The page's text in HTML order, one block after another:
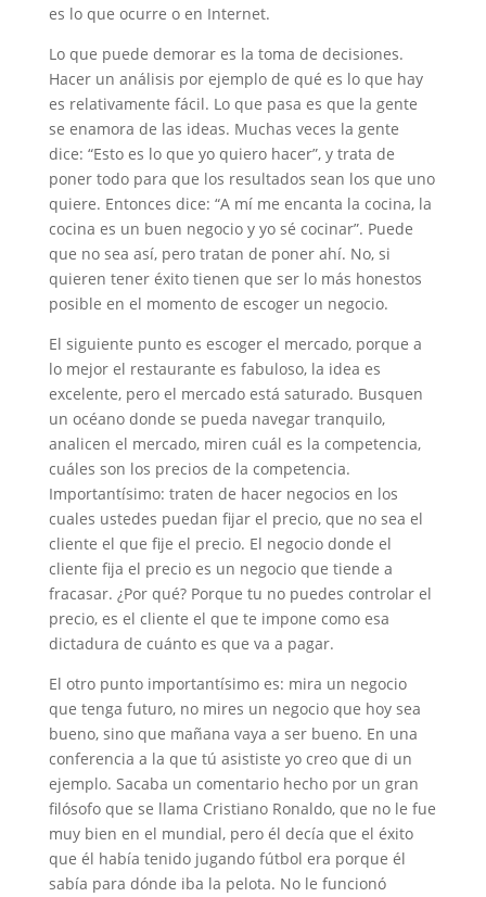
es lo que ocurre o en Internet.
Lo que puede demorar es la toma de decisiones.
Hacer un análisis por ejemplo de qué es lo que hay
es relativamente fácil. Lo que pasa es que la gente
se enamora de las ideas. Muchas veces la gente
dice: “Esto es lo que yo quiero hacer”, y trata de
poner todo para que los resultados sean los que uno
quiere. Entonces dice: “A mí me encanta la cocina, la
cocina es un buen negocio y yo sé cocinar”. Puede
que no sea así, pero tratan de poner ahí. No, si
quieren tener éxito tienen que ser lo más honestos
posible en el momento de escoger un negocio.
El siguiente punto es escoger el mercado, porque a
lo mejor el restaurante es fabuloso, la idea es
excelente, pero el mercado está saturado. Busquen
un océano donde se pueda navegar tranquilo,
analicen el mercado, miren cuál es la competencia,
cuáles son los precios de la competencia.
Importantísimo: traten de hacer negocios en los
cuales ustedes puedan fijar el precio, que no sea el
cliente el que fije el precio. El negocio donde el
cliente fija el precio es un negocio que tiende a
fracasar. ¿Por qué? Porque tu no puedes controlar el
precio, es el cliente el que te impone como esa
dictadura de cuánto es que va a pagar.
El otro punto importantísimo es: mira un negocio
que tenga futuro, no mires un negocio que hoy sea
bueno, sino que mañana vaya a ser bueno. En una
conferencia a la que tú asististe yo creo que di un
ejemplo. Sacaba un comentario hecho por un gran
filósofo que se llama Cristiano Ronaldo, que no le fue
muy bien en el mundial, pero él decía que el éxito
que él había tenido jugando fútbol era porque él
sabía para dónde iba la pelota. No le funcionó